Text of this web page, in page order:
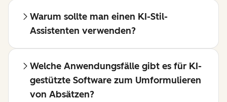
Warum sollte man einen KI-Stil-
Assistenten verwenden?
Welche Anwendungsfälle gibt es für KI-
gestützte Software zum Umformulieren
von Absätzen?